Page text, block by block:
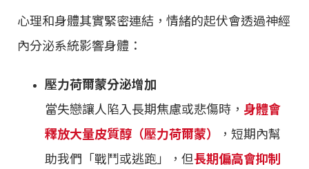
心理和身體其實緊密連結，情緒的起伏會透過神經
內分泌系統影響身體：
壓力荷爾蒙分泌增加
當失戀讓人陷入長期焦慮或悲傷時， 身體會
釋放大量皮質醇（壓力荷爾蒙）
，短期內幫
助我們「戰鬥或逃跑」，但長期偏高會抑制